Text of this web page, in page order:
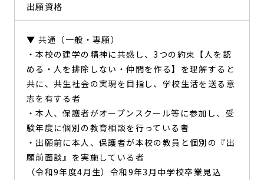
出願資格
▼ 共通（一般・専願）
・本校の建学の精神に共感し、3つの約束【人を認
める・人を排除しない・仲間を作る】を理解すると
共に、共生社会の実現を目指し、学校生活を送る意
志を有する者
・本人、保護者がオープンスクール等に参加し、受
験年度に個別の教育相談を行っている者
・出願前に本人、保護者が本校の教員と個別の『出
願前面談』を実施している者
（令和9年度4月生）令和9年3月中学校卒業見込